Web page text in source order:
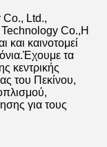
Ltd.,
Co.,Η
και καινοτομεί
τα
κεντρικής
του Πεκίνου,
για τους